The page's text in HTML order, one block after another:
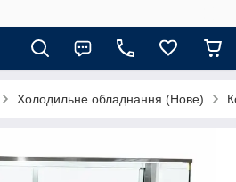
Холодильне обладнання (Нове)